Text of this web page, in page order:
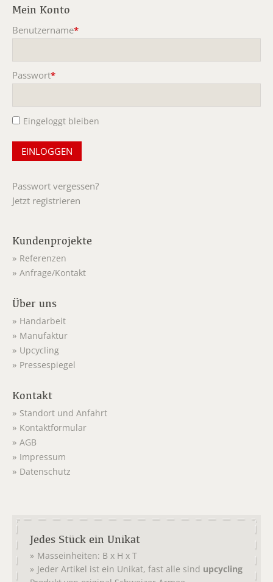
Mein Konto
Benutzername*
Passwort*
Eingeloggt bleiben
Passwort vergessen?
Jetzt registrieren
Kundenprojekte
Referenzen
Anfrage/Kontakt
Über uns
Handarbeit
Manufaktur
Upcycling
Pressespiegel
Kontakt
Standort und Anfahrt
Kontaktformular
AGB
Impressum
Datenschutz
Jedes Stück ein Unikat
Masseinheiten: B x H x T
Jeder Artikel ist ein Unikat, fast alle sind upcycling